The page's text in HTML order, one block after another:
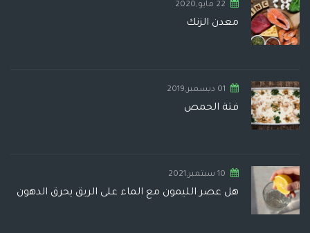
22 مايو,2020
معدن الزنك
01 ديسمبر,2019
فتة الحمص
10 سبتمبر,2021
هل عصر الليمون مع الماء على الريق يحرق الدهون